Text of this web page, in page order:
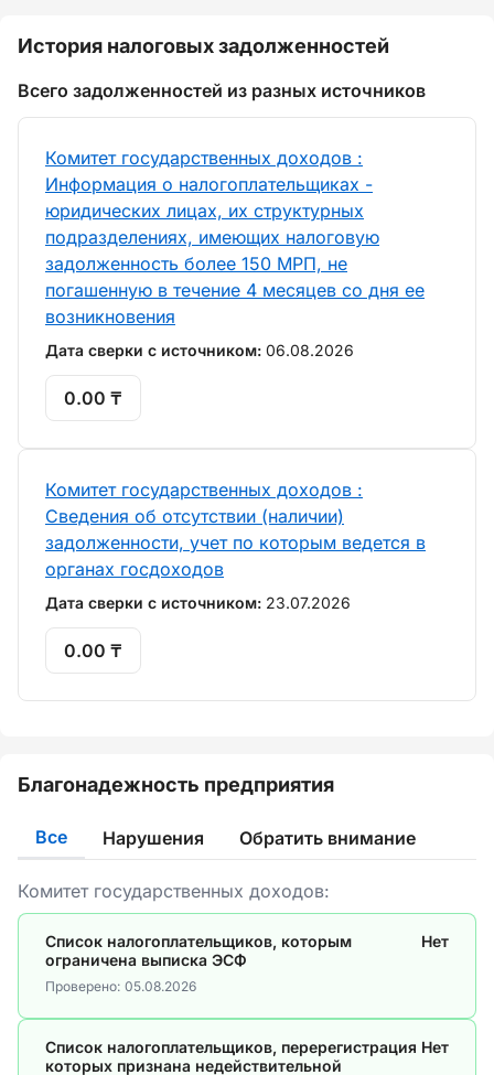
История налоговых задолженностей
Всего задолженностей из разных источников
Комитет государственных доходов :
Информация о налогоплательщиках -
юридических лицах, их структурных
подразделениях, имеющих налоговую
задолженность более 150 МРП, не
погашенную в течение 4 месяцев со дня ее
возникновения
Дата сверки с источником: 06.08.2026
0.00 ₸
Комитет государственных доходов :
Сведения об отсутствии (наличии)
задолженности, учет по которым ведется в
органах госдоходов
Дата сверки с источником: 23.07.2026
0.00 ₸
Благонадежность предприятия
Все Нарушения Обратить внимание
Комитет государственных доходов:
Список налогоплательщиков, которым
ограничена выписка ЭСФ
Нет
Проверено: 05.08.2026
Список налогоплательщиков, перерегистрация
которых признана недействительной
Нет